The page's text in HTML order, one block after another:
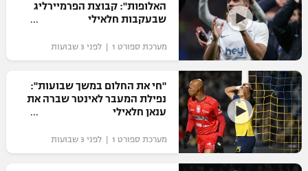
האלופות": קבוצת הפרמיירליג
שבעקבות חלאילי
מערכת ספורט 1 | לפני 3 שבועות
"חי את החלום במשך שבועות":
נפילת המעבר לאינטר שברה את
ענאן חלאילי
מערכת ספורט 1 | לפני 3 שבועות